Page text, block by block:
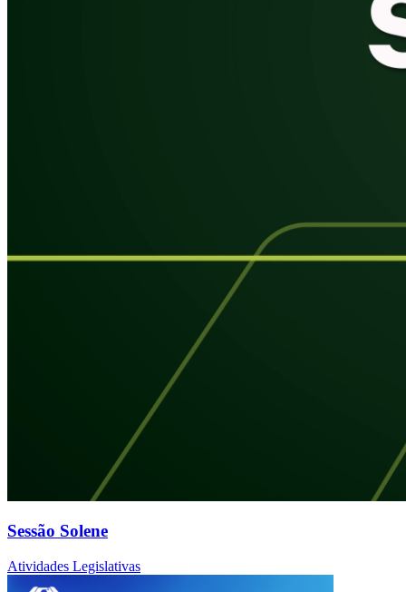
Sessão Solene
Atividades Legislativas